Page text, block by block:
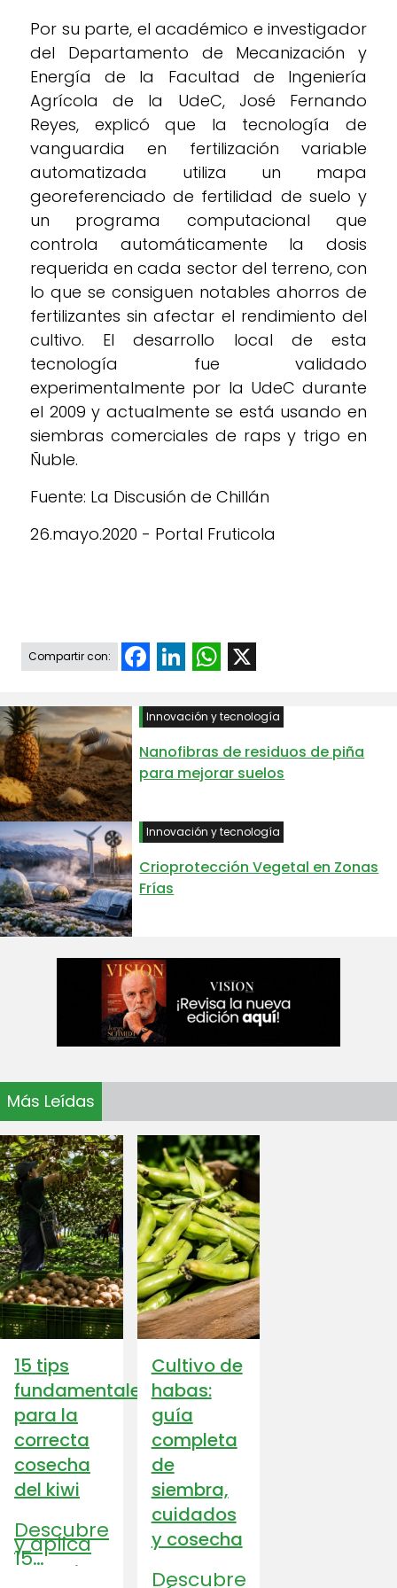
Por su parte, el académico e investigador
del Departamento de Mecanización y
Energía de la Facultad de Ingeniería
Agrícola de la UdeC, José Fernando
Reyes, explicó que la tecnología de
vanguardia en fertilización variable
automatizada utiliza un mapa
georeferenciado de fertilidad de suelo y
un programa computacional que
controla automáticamente la dosis
requerida en cada sector del terreno, con
lo que se consiguen notables ahorros de
fertilizantes sin afectar el rendimiento del
cultivo. El desarrollo local de esta
tecnología fue validado
experimentalmente por la UdeC durante
el 2009 y actualmente se está usando en
siembras comerciales de raps y trigo en
Ñuble.
Fuente: La Discusión de Chillán
26.mayo.2020 - Portal Fruticola
Compartir con: FacebookLinkedInWhatsApp
Innovación y tecnología
Nanofibras de residuos de piña
para mejorar suelos
Innovación y tecnología
Crioprotección Vegetal en Zonas
Frías
Más Leídas
15 tips
fundamentales
para la
correcta
cosecha
del kiwi
Descubre
y aplica
15
consejos
Cultivo de
habas:
guía
completa
de
siembra,
cuidados
y cosecha
Descubre